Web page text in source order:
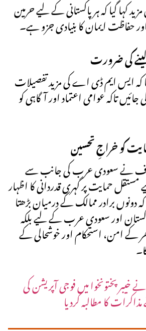
کہا گیا کہ ہر پاکستانی کے لیے حرمین
حفاظت ایمان کا بنیادی جزو ہے۔
کی ضرورت
کہ ایس ایم ڈی اے کی مزید تفصیلات
تاکہ عوامی اعتماد اور آگاہی کو
کو خراجِ تحسین
نے سعودی عرب کی جانب سے
حمایت پر گہری قدردانی کا اظہار
دونوں برادر ممالک کے درمیان بڑھتا
اور سعودی عرب کے لیے بلکہ
کے امن، استحکام اور خوشحالی کے
خیبر پختونخوا میں فوجی آپریشن کی
کا مطالبہ کردیا